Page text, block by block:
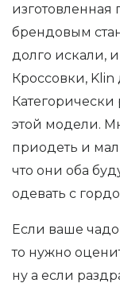
брендовым
долго искали,
Кроссовки,
этой модели.
приодеть и
что они оба
одевать с
Если ваше чадо
то нужно
ну а если